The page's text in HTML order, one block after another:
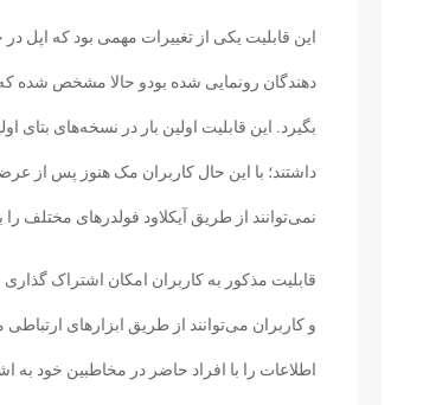
این قابلیت یکی از تغییرات مهمی بود که اپل
دهندگان رونمایی شده بودو حالا مشخص شده که
داشتند؛ با این حال کاربران مک هنوز پس از
نمی‌توانند از طریق آیکلاود فولدرهای مختلف را
قابلیت مذکور به کاربران امکان اشتراک
و کاربران می‌توانند از طریق ابزارهای
اطلاعات را با افراد حاضر در مخاطبین خود به